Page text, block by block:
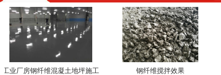
厂房钢纤维混凝土地坪施工
钢纤维搅拌效果